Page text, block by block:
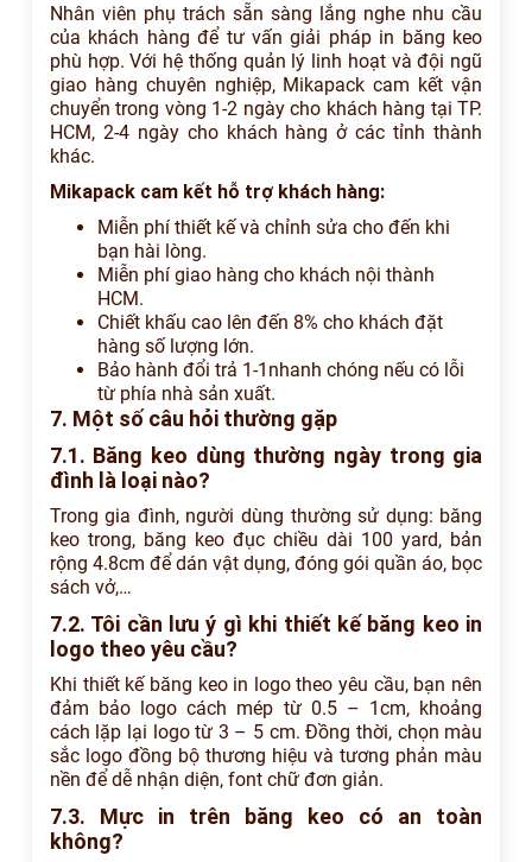
Nhân viên phụ trách sẵn sàng lắng nghe nhu cầu
của khách hàng để tư vấn giải pháp in băng keo
phù hợp. Với hệ thống quản lý linh hoạt và đội ngũ
giao hàng chuyên nghiệp, Mikapack cam kết vận
chuyển trong vòng 1-2 ngày cho khách hàng tại TP.
HCM, 2-4 ngày cho khách hàng ở các tỉnh thành
khác.
Mikapack cam kết hỗ trợ khách hàng:
Miễn phí thiết kế và chỉnh sửa cho đến khi
bạn hài lòng.
Miễn phí giao hàng cho khách nội thành
HCM.
Chiết khấu cao lên đến 8% cho khách đặt
hàng số lượng lớn.
Bảo hành đổi trả 1-1nhanh chóng nếu có lỗi
từ phía nhà sản xuất.
7. Một số câu hỏi thường gặp
7.1. Băng keo dùng thường ngày trong gia
đình là loại nào?
Trong gia đình, người dùng thường sử dụng: băng
keo trong, băng keo đục chiều dài 100 yard, bản
rộng 4.8cm để dán vật dụng, đóng gói quần áo, bọc
sách vở,…
7.2. Tôi cần lưu ý gì khi thiết kế băng keo in
logo theo yêu cầu?
Khi thiết kế băng keo in logo theo yêu cầu, bạn nên
đảm bảo logo cách mép từ 0.5 – 1cm, khoảng
cách lặp lại logo từ 3 – 5 cm. Đồng thời, chọn màu
sắc logo đồng bộ thương hiệu và tương phản màu
nền để dễ nhận diện, font chữ đơn giản.
7.3. Mực in trên băng keo có an toàn
không?